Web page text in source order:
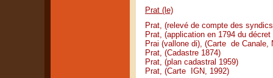
Prat (le)
Prat, (relevé de compte des
Prat, (application en 1794 du
Prai (vallone di), (Carte de Canale,
Prat, (Cadastre 1874)
Prat, (plan cadastral 1959)
Prat, (Carte IGN, 1992)